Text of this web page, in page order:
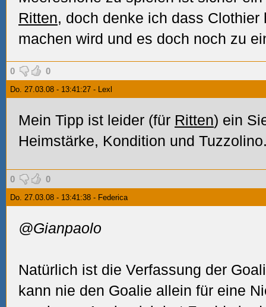
Ritten, doch denke ich dass
machen wird und es doch noch zu
0 0
Do. 27.03.08 - 13:41:27 - Lexl
Mein Tipp ist leider (für Ritten) ein
Heimstärke, Kondition und
0 0
Do. 27.03.08 - 13:41:38 - Federica
@Gianpaolo
Natürlich ist die Verfassung der
kann nie den Goalie allein für eine